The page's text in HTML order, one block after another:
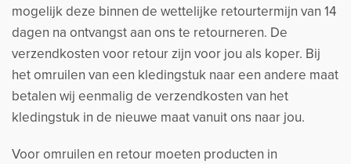
mogelijk deze binnen de wettelijke retourtermijn van 14
dagen na ontvangst aan ons te retourneren. De
verzendkosten voor retour zijn voor jou als koper. Bij
het omruilen van een kledingstuk naar een andere maat
betalen wij eenmalig de verzendkosten van het
kledingstuk in de nieuwe maat vanuit ons naar jou.
Voor omruilen en retour moeten producten in